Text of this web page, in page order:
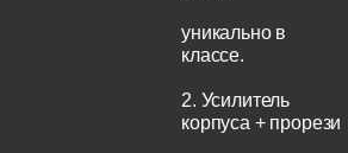
уникально в
классе.
2. Усилитель
корпуса + прорези